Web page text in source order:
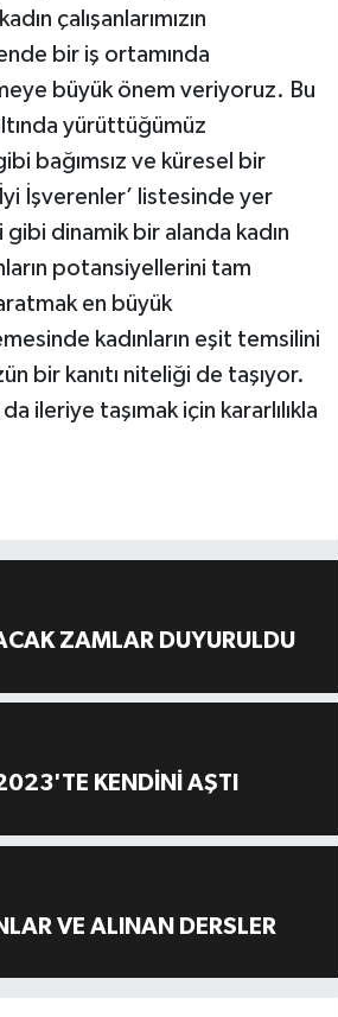
çalışanlarımızın
bir iş ortamında
büyük önem veriyoruz. Bu
yürüttüğümüz
bağımsız ve küresel bir
İşverenler’ listesinde yer
dinamik bir alanda kadın
potansiyellerini tam
en büyük
kadınların eşit temsilini
bir kanıtı niteliği de taşıyor.
ileriye taşımak için kararlılıkla
ZAMLAR DUYURULDU
KENDİNİ AŞTI
VE ALINAN DERSLER